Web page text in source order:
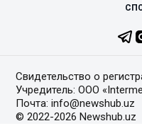
Свидетельство о
Учредитель: ООО
Почта: info@newshub.uz
© 2022-2026 Newshub.uz